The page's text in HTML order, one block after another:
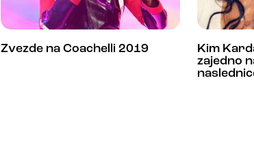
Zvezde na Coachelli 2019
Kim
zajedno